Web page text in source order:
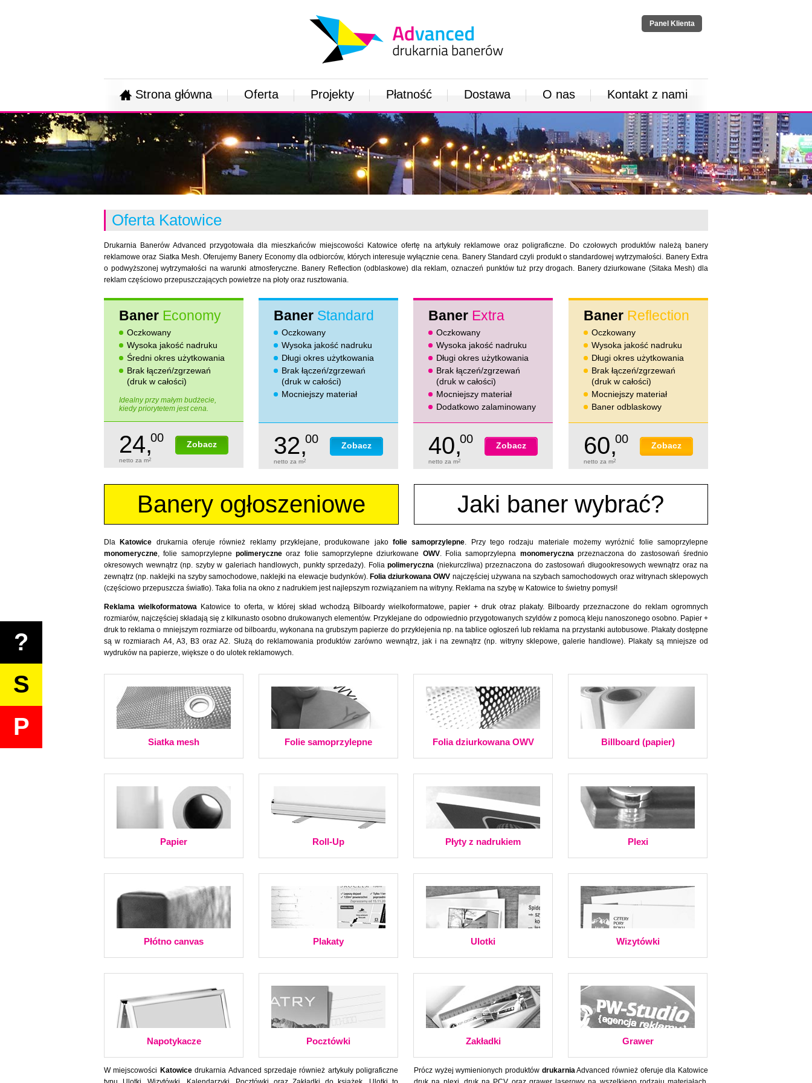
Panel Klienta
Strona główna Oferta Projekty Płatność Dostawa O nas Kontakt z nami
Oferta Katowice
Drukarnia Banerów Advanced przygotowała dla mieszkańców miejscowości Katowice ofertę na artykuły reklamowe oraz poligraficzne. Do czołowych produktów należą banery
reklamowe oraz Siatka Mesh. Oferujemy Banery Economy dla odbiorców, których interesuje wyłącznie cena. Banery Standard czyli produkt o standardowej wytrzymałości. Banery Extra
o podwyższonej wytrzymałości na warunki atmosferyczne. Banery Reflection (odblaskowe) dla reklam, oznaczeń punktów tuż przy drogach. Banery dziurkowane (Sitaka Mesh) dla
reklam częściowo przepuszczających powietrze na płoty oraz rusztowania.
Baner Economy
Oczkowany
Wysoka jakość nadruku
Średni okres użytkowania
Brak łączeń/zgrzewań
(druk w całości)
Idealny przy małym budżecie,
kiedy priorytetem jest cena.
Zobacz
24,00
netto za m2
Baner Standard
Oczkowany
Wysoka jakość nadruku
Długi okres użytkowania
Brak łączeń/zgrzewań
(druk w całości)
Mocniejszy materiał
Zobacz
32,00
netto za m2
Baner Extra
Oczkowany
Wysoka jakość nadruku
Długi okres użytkowania
Brak łączeń/zgrzewań
(druk w całości)
Mocniejszy materiał
Dodatkowo zalaminowany
Zobacz
40,00
netto za m2
Baner Reflection
Oczkowany
Wysoka jakość nadruku
Długi okres użytkowania
Brak łączeń/zgrzewań
(druk w całości)
Mocniejszy materiał
Baner odblaskowy
Zobacz
60,00
netto za m2
Banery ogłoszeniowe Jaki baner wybrać?
Dla Katowice drukarnia oferuje również reklamy przyklejane, produkowane jakofolie samoprzylepne. Przy tego rodzaju materiale możemy wyróżnić folie samoprzylepne
monomeryczne, folie samoprzylepne polimeryczne oraz folie samoprzylepne dziurkowane OWV. Folia samoprzylepna monomerycznaprzeznaczona do zastosowań średnio
okresowych wewnątrz (np. szyby w galeriach handlowych, punkty sprzedaży). Folia polimeryczna (niekurczliwa) przeznaczona do zastosowań długookresowych wewnątrz oraz na
zewnątrz (np. naklejki na szyby samochodowe, naklejki na elewacje budynków). Folia dziurkowana OWV najczęściej używana na szybach samochodowych oraz witrynach sklepowych
(częściowo przepuszcza światło). Taka folia na okno z nadrukiem jest najlepszym rozwiązaniem na witryny. Reklama na szybę w Katowice to świetny pomysł!
Reklama wielkoformatowaKatowice to oferta, w której skład wchodzą Bilboardy wielkoformatowe, papier + druk otraz plakaty. Bilboardy przeznaczone do reklam ogromnych
rozmiarów, najczęściej składają się z kilkunasto osobno drukowanych elementów. Przyklejane do odpowiednio przygotowanych szyldów z pomocą kleju nanoszonego osobno. Papier +
druk to reklama o mniejszym rozmiarze od bilboardu, wykonana na grubszym papierze do przyklejenia np. na tablice ogłoszeń lub reklama na przystanki autobusowe. Plakaty dostępne
są w rozmiarach A4, A3, B3 oraz A2. Służą do reklamowania produktów zarówno wewnątrz, jak i na zewnątrz (np. witryny sklepowe, galerie handlowe). Plakaty są mniejsze od
wydruków na papierze, większe o do ulotek reklamowych.
Siatka mesh Folie samoprzylepne Folia dziurkowana OWV Billboard (papier)
Papier Roll-Up Płyty z nadrukiem Plexi
Płótno canvas Plakaty Ulotki Wizytówki
Napotykacze Pocztówki Zakładki Grawer
W miejscowości Katowicedrukarnia Advanced sprzedaje również artykuły poligraficzne
Prócz wyżej wymienionych produktów drukarniaAdvanced również oferuje dla Katowice
?
S
P